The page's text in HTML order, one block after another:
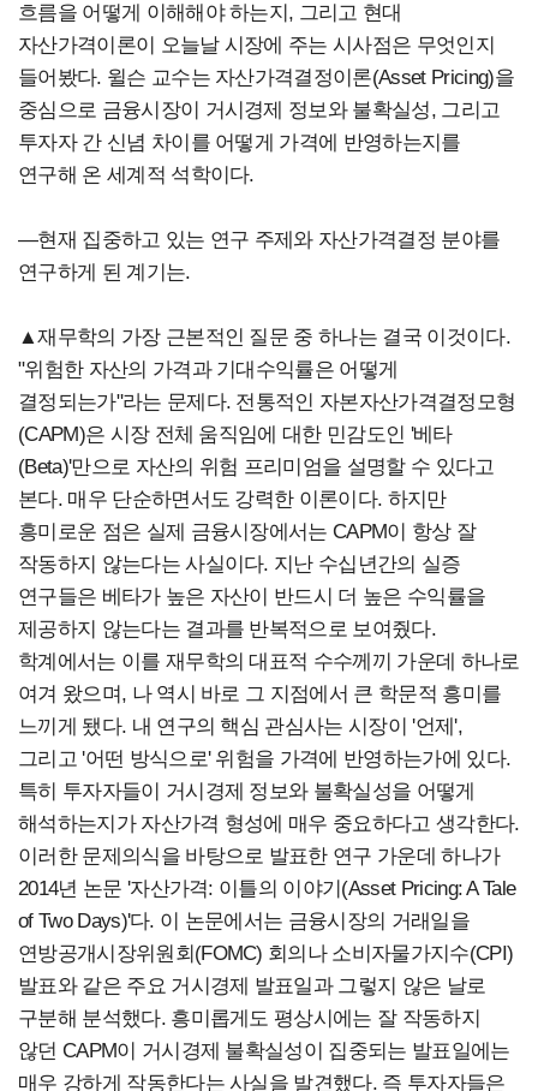
흐름을 어떻게 이해해야 하는지, 그리고 현대
자산가격이론이 오늘날 시장에 주는 시사점은 무엇인지
들어봤다. 윌슨 교수는 자산가격결정이론(Asset Pricing)을
중심으로 금융시장이 거시경제 정보와 불확실성, 그리고
투자자 간 신념 차이를 어떻게 가격에 반영하는지를
연구해 온 세계적 석학이다.
―현재 집중하고 있는 연구 주제와 자산가격결정 분야를
연구하게 된 계기는.
▲재무학의 가장 근본적인 질문 중 하나는 결국 이것이다.
"위험한 자산의 가격과 기대수익률은 어떻게
결정되는가"라는 문제다. 전통적인 자본자산가격결정모형
(CAPM)은 시장 전체 움직임에 대한 민감도인 '베타
(Beta)'만으로 자산의 위험 프리미엄을 설명할 수 있다고
본다. 매우 단순하면서도 강력한 이론이다. 하지만
흥미로운 점은 실제 금융시장에서는 CAPM이 항상 잘
작동하지 않는다는 사실이다. 지난 수십년간의 실증
연구들은 베타가 높은 자산이 반드시 더 높은 수익률을
제공하지 않는다는 결과를 반복적으로 보여줬다.
학계에서는 이를 재무학의 대표적 수수께끼 가운데 하나로
여겨 왔으며, 나 역시 바로 그 지점에서 큰 학문적 흥미를
느끼게 됐다. 내 연구의 핵심 관심사는 시장이 '언제',
그리고 '어떤 방식으로' 위험을 가격에 반영하는가에 있다.
특히 투자자들이 거시경제 정보와 불확실성을 어떻게
해석하는지가 자산가격 형성에 매우 중요하다고 생각한다.
이러한 문제의식을 바탕으로 발표한 연구 가운데 하나가
2014년 논문 '자산가격: 이틀의 이야기(Asset Pricing: A Tale
of Two Days)'다. 이 논문에서는 금융시장의 거래일을
연방공개시장위원회(FOMC) 회의나 소비자물가지수(CPI)
발표와 같은 주요 거시경제 발표일과 그렇지 않은 날로
구분해 분석했다. 흥미롭게도 평상시에는 잘 작동하지
않던 CAPM이 거시경제 불확실성이 집중되는 발표일에는
매우 강하게 작동한다는 사실을 발견했다. 즉 투자자들은